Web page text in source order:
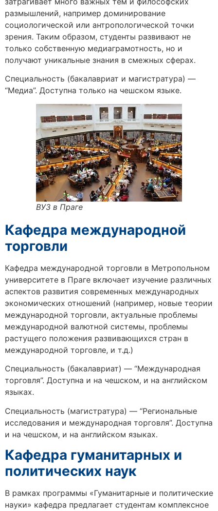
размышлений, например доминирование
социологической или антропологической точки
зрения. Таким образом, студенты развивают не
только собственную медиаграмотность, но и
получают уникальные знания в смежных сферах.
Специальность (бакалавриат и магистратура) —
“Медиа”. Доступна только на чешском языке.
ВУЗ в Праге
Кафедра международной
торговли
Кафедра международной торговли в Метропольном
университете в Праге включает изучение различных
аспектов развития современных международных
экономических отношений (например, новые теории
международной торговли, актуальные проблемы
международной валютной системы, проблемы
растущего положения развивающихся стран в
международной торговле, и т.д.)
Специальность (бакалавриат) — “Международная
торговля”. Доступна и на чешском, и на английском
языках.
Специальность (магистратура) — “Региональные
исследования и международная торговля”. Доступна
и на чешском, и на английском языках.
Кафедра гуманитарных и
политических наук
В рамках программы «Гуманитарные и политические
науки» кафедра предлагает студентам комплексное